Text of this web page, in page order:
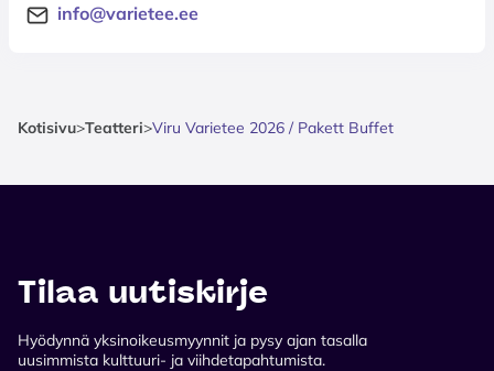
info@varietee.ee
Kotisivu>Teatteri>Viru Varietee 2026 / Pakett Buffet
Tilaa uutiskirje
Hyödynnä yksinoikeusmyynnit ja pysy ajan tasalla
uusimmista kulttuuri- ja viihdetapahtumista.